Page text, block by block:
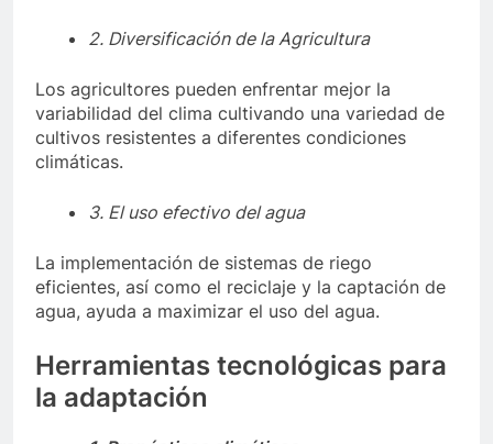
2. Diversificación de la Agricultura
Los agricultores pueden enfrentar mejor la
variabilidad del clima cultivando una variedad de
cultivos resistentes a diferentes condiciones
climáticas.
3. El uso efectivo del agua
La implementación de sistemas de riego
eficientes, así como el reciclaje y la captación de
agua, ayuda a maximizar el uso del agua.
Herramientas tecnológicas para
la adaptación